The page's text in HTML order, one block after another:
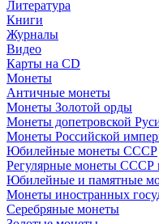
Литература
Книги
Журналы
Видео
Карты на CD
Монеты
Античные монеты
Монеты Золотой орды
Монеты допетровской
Монеты Российской
Юбилейные монеты СССР
Регулярные монеты
Юбилейные и памятные
Монеты иностранных
Серебряные монеты